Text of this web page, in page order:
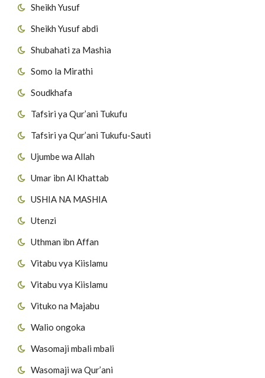
Sheikh Yusuf
Sheikh Yusuf abdi
Shubahati za Mashia
Somo la Mirathi
Soudkhafa
Tafsiri ya Qur’ani Tukufu
Tafsiri ya Qur’ani Tukufu-Sauti
Ujumbe wa Allah
Umar ibn Al Khattab
USHIA NA MASHIA
Utenzi
Uthman ibn Affan
Vitabu vya Kiislamu
Vitabu vya Kiislamu
Vituko na Majabu
Walio ongoka
Wasomaji mbali mbali
Wasomaji wa Qur’ani